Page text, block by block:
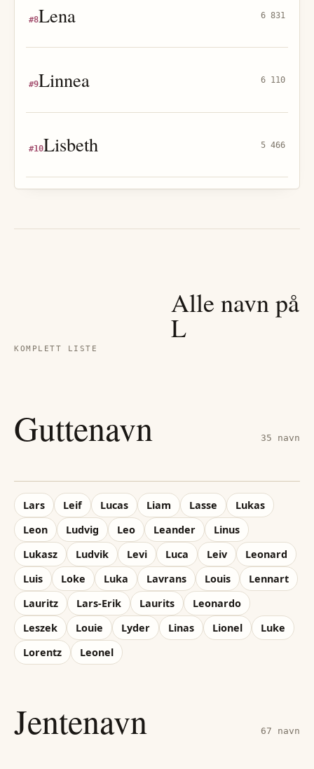
#8Lena 6 831
#9Linnea 6 110
#10Lisbeth 5 466
KOMPLETT LISTE
Alle navn på
L
Guttenavn 35 navn
Lars Leif Lucas Liam Lasse
Lukas
Leon
Ludvig Leo Leander
Linus
Lukasz
Ludvik Levi Luca Leiv
Leonard
Luis
Loke Luka Lavrans Louis
Lennart
Lauritz
Lars-Erik Laurits
Leonardo
Leszek
Louie Lyder Linas Lionel
Luke
Lorentz
Leonel
Jentenavn 67 navn